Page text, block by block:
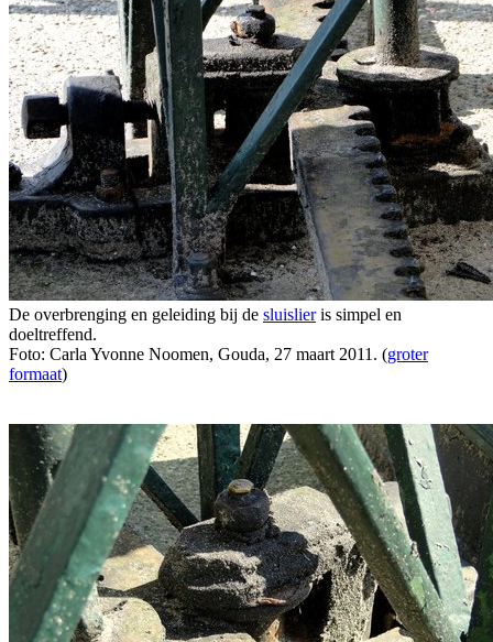
De overbrenging en geleiding bij de sluislieris simpel en
doeltreffend.
Foto: Carla Yvonne Noomen, Gouda, 27 maart 2011. (groter
formaat)